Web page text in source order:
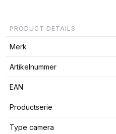
PRODUCT DETAILS
Merk
Artikelnummer
EAN
Productserie
Type camera